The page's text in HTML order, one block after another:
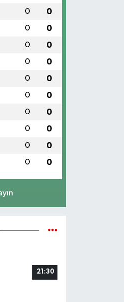
0 0
0 0
0 0
0 0
0 0
0 0
0 0
0 0
0 0
0 0
21:30